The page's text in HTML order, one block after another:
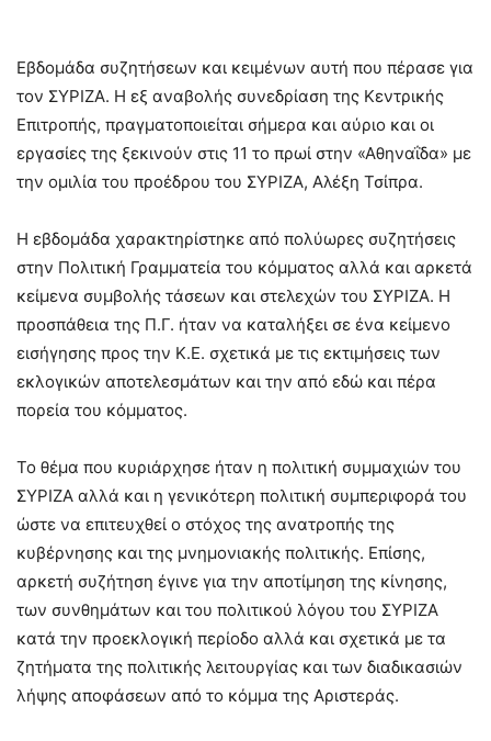
Εβδομάδα συζητήσεων και κειμένων αυτή που πέρασε για
τον ΣΥΡΙΖΑ. Η εξ αναβολής συνεδρίαση της Κεντρικής
Επιτροπής, πραγματοποιείται σήμερα και αύριο και οι
εργασίες της ξεκινούν στις 11 το πρωί στην «Αθηναΐδα» με
την ομιλία του προέδρου του ΣΥΡΙΖΑ, Αλέξη Τσίπρα.
Η εβδομάδα χαρακτηρίστηκε από πολύωρες συζητήσεις
στην Πολιτική Γραμματεία του κόμματος αλλά και αρκετά
κείμενα συμβολής τάσεων και στελεχών του ΣΥΡΙΖΑ. Η
προσπάθεια της Π.Γ. ήταν να καταλήξει σε ένα κείμενο
εισήγησης προς την Κ.Ε. σχετικά με τις εκτιμήσεις των
εκλογικών αποτελεσμάτων και την από εδώ και πέρα
πορεία του κόμματος.
Το θέμα που κυριάρχησε ήταν η πολιτική συμμαχιών του
ΣΥΡΙΖΑ αλλά και η γενικότερη πολιτική συμπεριφορά του
ώστε να επιτευχθεί ο στόχος της ανατροπής της
κυβέρνησης και της μνημονιακής πολιτικής. Επίσης,
αρκετή συζήτηση έγινε για την αποτίμηση της κίνησης,
των συνθημάτων και του πολιτικού λόγου του ΣΥΡΙΖΑ
κατά την προεκλογική περίοδο αλλά και σχετικά με τα
ζητήματα της πολιτικής λειτουργίας και των διαδικασιών
λήψης αποφάσεων από το κόμμα της Αριστεράς.